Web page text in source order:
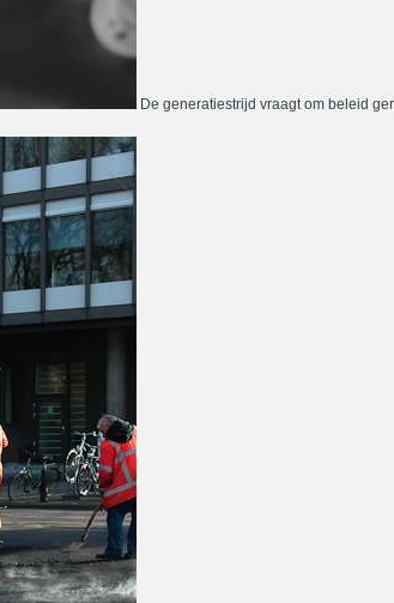
De generatiestrijd vraagt om beleid